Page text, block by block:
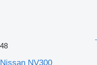
48
Nissan NV300